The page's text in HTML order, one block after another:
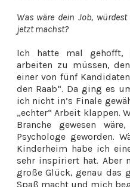
Was wäre dein Job,
jetzt machst?
Ich hatte mal gehofft,
arbeiten zu müssen,
einer von fünf
den Raab“. Da ging es
ich nicht in’s Finale
„echter“ Arbeit klappen.
Branche gewesen
Psychologe geworden.
Kinderheim habe ich
sehr inspiriert hat. Aber
große Glück, genau das
Spaß macht und mich